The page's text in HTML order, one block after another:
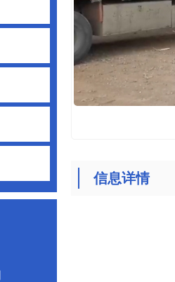
信息详情